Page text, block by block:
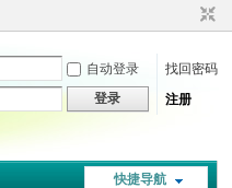
自动登录
找回密码
登录 注册
快捷导航